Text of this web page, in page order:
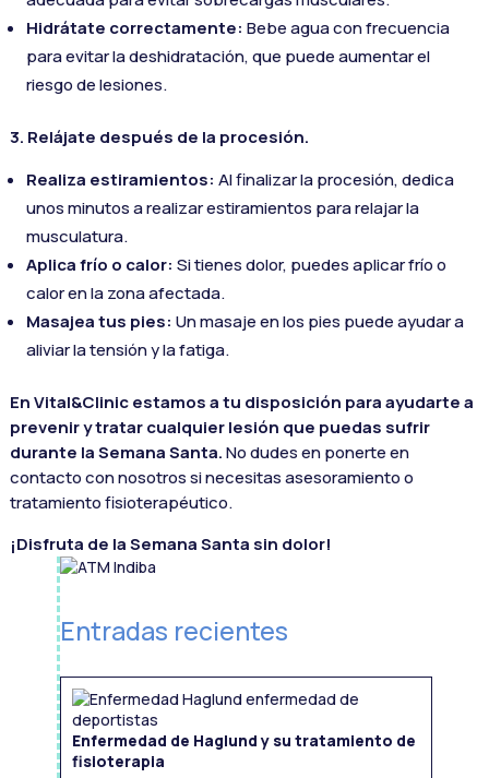
Hidrátate correctamente: Bebe agua con frecuencia
para evitar la deshidratación, que puede aumentar el
riesgo de lesiones.
3. Relájate después de la procesión.
Realiza estiramientos: Al finalizar la procesión, dedica
unos minutos a realizar estiramientos para relajar la
musculatura.
Aplica frío o calor: Si tienes dolor, puedes aplicar frío o
calor en la zona afectada.
Masajea tus pies: Un masaje en los pies puede ayudar a
aliviar la tensión y la fatiga.
En Vital&Clinic estamos a tu disposición para ayudarte a
prevenir y tratar cualquier lesión que puedas sufrir
durante la Semana Santa.No dudes en ponerte en
contacto con nosotros si necesitas asesoramiento o
tratamiento fisioterapéutico.
¡Disfruta de la Semana Santa sin dolor!
Entradas recientes
Enfermedad de Haglund y su tratamiento de
fisioterapia